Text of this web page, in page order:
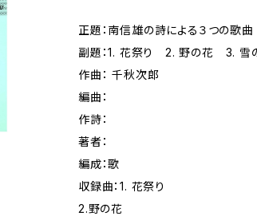
正題：南信雄の詩による３つの歌曲
副題：1. 花祭り 2. 野の花 3. 雪
作曲： 千秋次郎
編曲：
作詩：
著者：
編成：歌
収録曲：1. 花祭り
2.野の花